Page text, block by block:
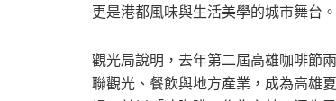
更是港都風味與生活美學的城市舞台。
觀光局說明，去年第二屆高雄咖啡節
聯觀光、餐飲與地方產業，成為高雄